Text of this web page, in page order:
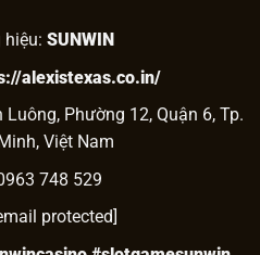
hiệu:SUNWIN
alexistexas.co.in/
Luông, Phường 12, Quận 6, Tp.
Việt Nam
748 529
protected]